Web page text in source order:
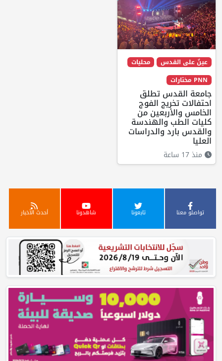
عينٌ على القدس
محليات
PNN مختارات
جامعة القدس تطلق
احتفالات تخريج الفوج
الخامس والأربعين من
كليات الطب والهندسة
والقدس بارد والدراسات
العليا
منذ 17 ساعة
تواصلو معنا تابعونا شاهدونا أحدث الأخبار